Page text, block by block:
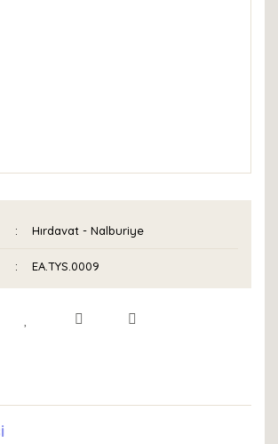
Hırdavat - Nalburiye
EA.TYS.0009